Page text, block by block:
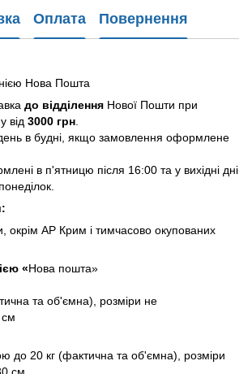
Оплата Повернення
до відділення Нової Пошти при
від 3000 грн
в будні, якщо замовлення оформлене
в п'ятницю після 16:00 та у вихідні дні
окрім АР Крим і тимчасово окупованих
«Нова пошта»
та об'ємна), розміри не
до 20 кг (фактична та об'ємна), розміри